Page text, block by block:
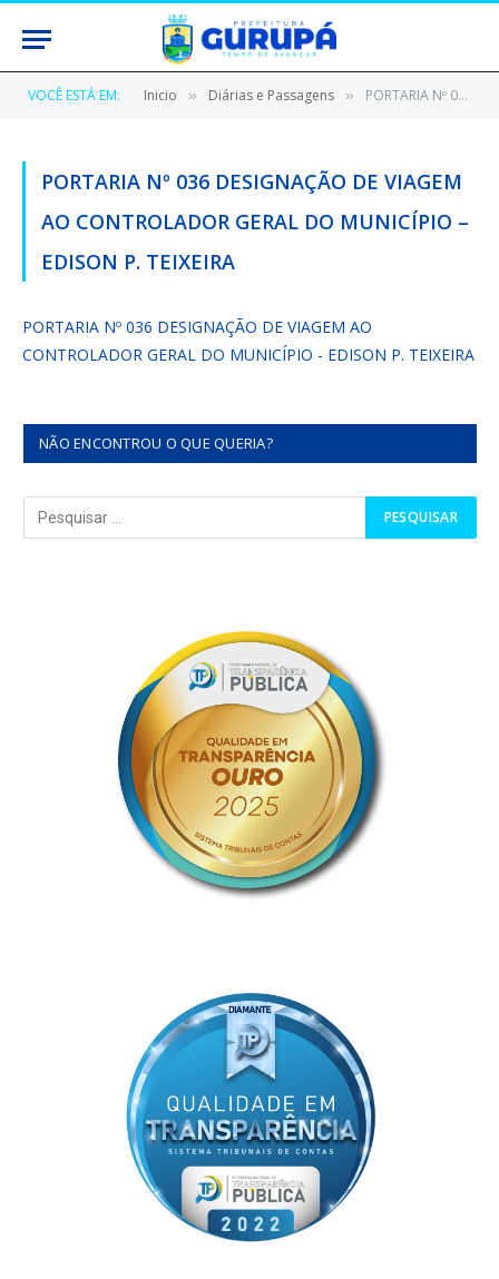
VOCÊ ESTÁ EM: Inicio » Diárias e Passagens » PORTARIA Nº 036 DESIGNAÇÃO DE VIAGEM AO CONTROLADOR GERAL DO MUNICÍPIO – EDISON P. TEIXEIRA
PORTARIA Nº 036 DESIGNAÇÃO DE VIAGEM
AO CONTROLADOR GERAL DO MUNICÍPIO –
EDISON P. TEIXEIRA
PORTARIA Nº 036 DESIGNAÇÃO DE VIAGEM AO
CONTROLADOR GERAL DO MUNICÍPIO - EDISON P. TEIXEIRA
NÃO ENCONTROU O QUE QUERIA?